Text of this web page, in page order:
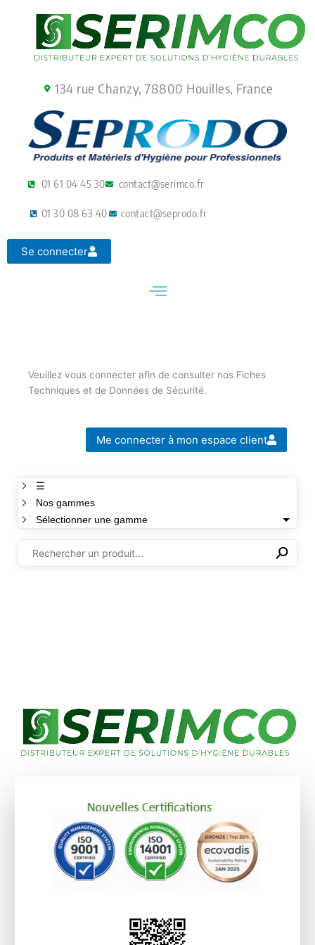
134 rue Chanzy, 78800 Houilles, France
01 61 04 45 30 contact@serimco.fr
01 30 08 63 40 contact@seprodo.fr
Se connecter
Veuillez vous connecter afin de consulter nos Fiches
Techniques et de Données de Sécurité.
Me connecter à mon espace client
☰
Nos gammes
Sélectionner une gamme
⚲